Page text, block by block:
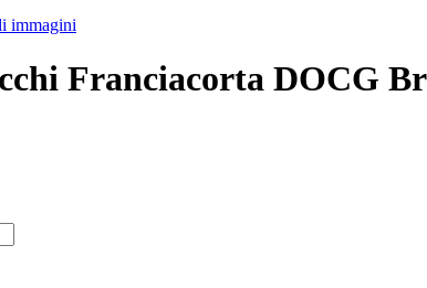
immagini
Franciacorta DOCG